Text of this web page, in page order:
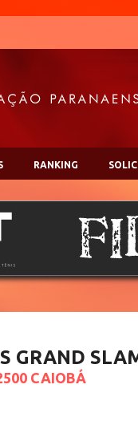
RANKING
GRAND
CAIOBÁ